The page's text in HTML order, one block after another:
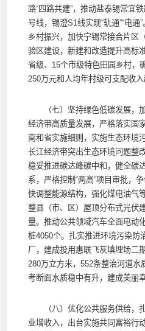
路“四路共建”，推动盐泰锡常宜
号线，锡澄S1线实现“轨通”“电
乡村振兴，加快宁锡常接合片区
验区建设，新建和改造提升高标
省级、15个市级特色田园乡村，
250万元和人均年村级可支配收入
（七）坚持绿色低碳发展，加
经济带高质量发展，严格落实国
南和省实施细则，实施生态环境
长江经济带突出生态环境问题整
稳妥推进碳达峰碳中和，健全碳
系，严格控制“两高”项目审批，
快调整能源结构，强化煤电油气
整县（市、区）屋顶分布式光伏
量。推动公共领域汽车全面电动
桩4050个。扎实推进环境污染防
厂，建成投用惠联飞灰填埋场二
280万立方米，552条整治河道
考断面水质稳中有升，建成美丽
（八）优化公共服务供给，
业增收入，出台实施共同富裕行